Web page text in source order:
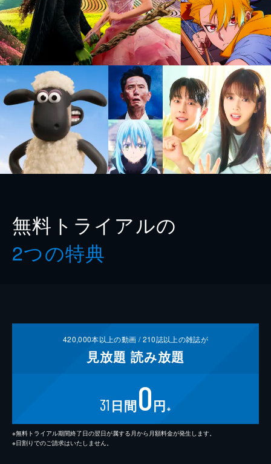
無料トライアルの
2つの特典
420,000本以上の動画 /210誌以上の雑誌が
見放題 読み放題
31 日間0円 ※
※無料トライアル期間終了日の翌日が属する月から月額料金が発生します。
※日割りでのご請求はいたしません。